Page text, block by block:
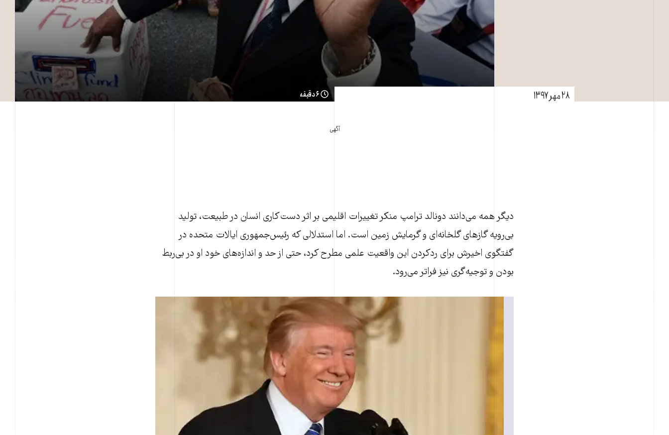
۲۸ مهر ۱۳۹۷ ۶ دقیقه
آگهی
دیگر همه می‌دانند دونالد ترامپ منکر تغییرات اقلیمی بر اثر دست‌کاری انسان در طبیعت، تولید
بی‌رویه گازهای گلخانه‌ای و گرمایش زمین است. اما استدلالی که رئیس‌جمهوری ایالات متحده در
گفتگوی اخیرش برای ردکردن این واقعیت علمی مطرح کرد، حتی از حد و اندازه‌‌های خود او در بی‌ربط
بودن و توجیه‌گری نیز فراتر می‌رود.